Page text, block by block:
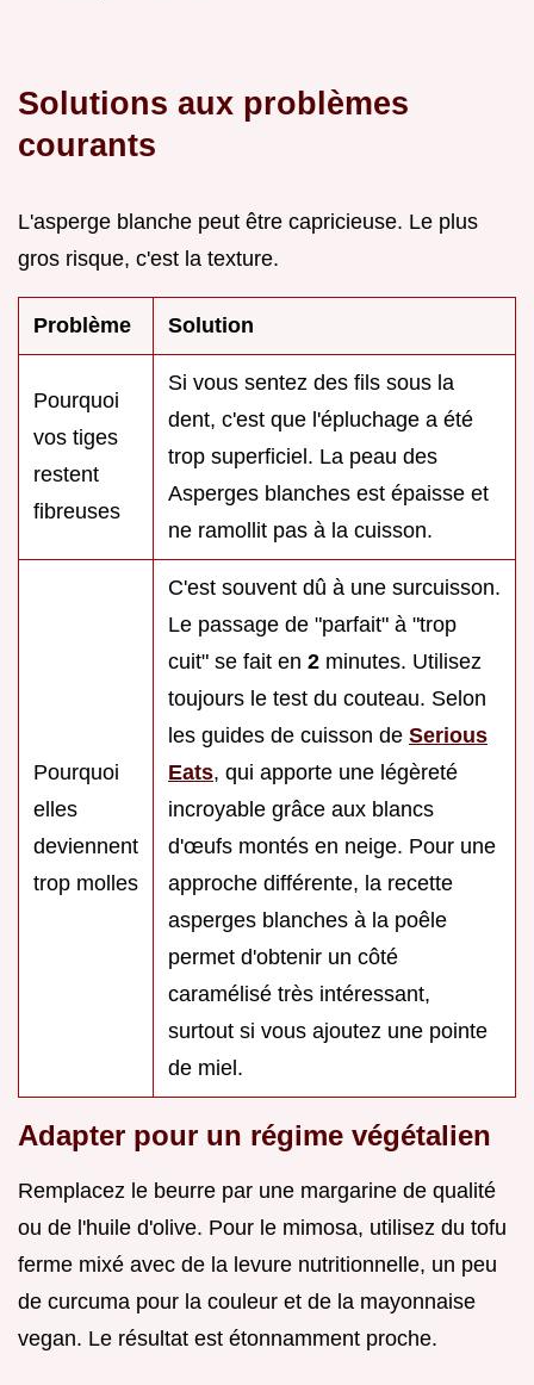
Solutions aux problèmes
courants
L'asperge blanche peut être capricieuse. Le plus
gros risque, c'est la texture.
Problème Solution
Pourquoi
vos tiges
restent
fibreuses
Si vous sentez des fils sous la
dent, c'est que l'épluchage a été
trop superficiel. La peau des
Asperges blanches est épaisse et
ne ramollit pas à la cuisson.
Pourquoi
elles
deviennent
trop molles
C'est souvent dû à une surcuisson.
Le passage de "parfait" à "trop
cuit" se fait en 2 minutes. Utilisez
toujours le test du couteau. Selon
les guides de cuisson de Serious
Eats, qui apporte une légèreté
incroyable grâce aux blancs
d'œufs montés en neige. Pour une
approche différente, la recette
asperges blanches à la poêle
permet d'obtenir un côté
caramélisé très intéressant,
surtout si vous ajoutez une pointe
de miel.
Adapter pour un régime végétalien
Remplacez le beurre par une margarine de qualité
ou de l'huile d'olive. Pour le mimosa, utilisez du tofu
ferme mixé avec de la levure nutritionnelle, un peu
de curcuma pour la couleur et de la mayonnaise
vegan. Le résultat est étonnamment proche.